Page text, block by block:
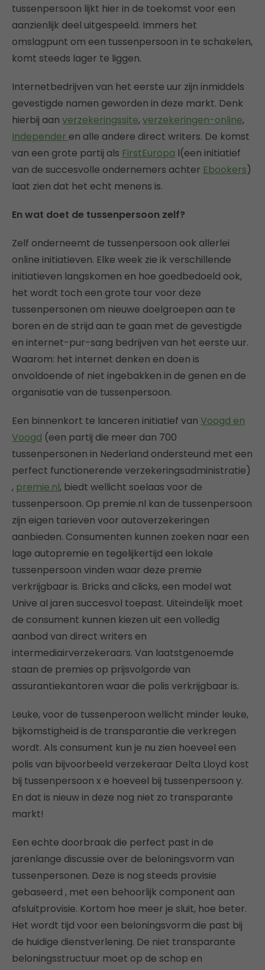
tussenpersoon lijkt hier in de toekomst voor een
aanzienlijk deel uitgespeeld. Immers het
omslagpunt om een tussenpersoon in te schakelen,
komt steeds lager te liggen.
Internetbedrijven van het eerste uur zijn inmiddels
gevestigde namen geworden in deze markt. Denk
hierbij aan verzekeringssite,verzekeringen-online,
Independer en alle andere direct writers. De komst
van een grote partij als FirstEuropa l(een initiatief
van de succesvolle ondernemers achter Ebookers)
laat zien dat het echt menens is.
En wat doet de tussenpersoon zelf?
Zelf onderneemt de tussenpersoon ook allerlei
online initiatieven. Elke week zie ik verschillende
initiatieven langskomen en hoe goedbedoeld ook,
het wordt toch een grote tour voor deze
tussenpersonen om nieuwe doelgroepen aan te
boren en de strijd aan te gaan met de gevestigde
en internet-pur-sang bedrijven van het eerste uur.
Waarom: het internet denken en doen is
onvoldoende of niet ingebakken in de genen en de
organisatie van de tussenpersoon.
Een binnenkort te lanceren initiatief van Voogd en
Voogd (een partij die meer dan 700
tussenpersonen in Nederland ondersteund met een
perfect functionerende verzekeringsadministratie)
, premie.nl, biedt wellicht soelaas voor de
tussenpersoon. Op premie.nl kan de tussenpersoon
zijn eigen tarieven voor autoverzekeringen
aanbieden. Consumenten kunnen zoeken naar een
lage autopremie en tegelijkertijd een lokale
tussenpersoon vinden waar deze premie
verkrijgbaar is. Bricks and clicks, een model wat
Unive al jaren succesvol toepast. Uiteindelijk moet
de consument kunnen kiezen uit een volledig
aanbod van direct writers en
intermediairverzekeraars. Van laatstgenoemde
staan de premies op prijsvolgorde van
assurantiekantoren waar die polis verkrijgbaar is.
Leuke, voor de tussenperoon wellicht minder leuke,
bijkomstigheid is de transparantie die verkregen
wordt. Als consument kun je nu zien hoeveel een
polis van bijvoorbeeld verzekeraar Delta Lloyd kost
bij tussenpersoon x e hoeveel bij tussenpersoon y.
En dat is nieuw in deze nog niet zo transparante
markt!
Een echte doorbraak die perfect past in de
jarenlange discussie over de beloningsvorm van
tussenpersonen. Deze is nog steeds provisie
gebaseerd , met een behoorlijk component aan
afsluitprovisie. Kortom hoe meer je sluit, hoe beter.
Het wordt tijd voor een beloningsvorm die past bij
de huidige dienstverlening. De niet transparante
beloningsstructuur moet op de schop en